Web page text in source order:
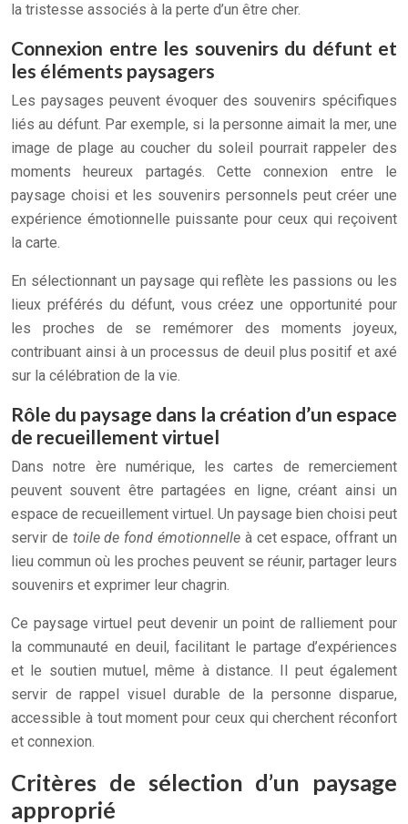
la tristesse associés à la perte d’un être cher.
Connexion entre les souvenirs du défunt et
les éléments paysagers
Les paysages peuvent évoquer des souvenirs spécifiques
liés au défunt. Par exemple, si la personne aimait la mer, une
image de plage au coucher du soleil pourrait rappeler des
moments heureux partagés. Cette connexion entre le
paysage choisi et les souvenirs personnels peut créer une
expérience émotionnelle puissante pour ceux qui reçoivent
la carte.
En sélectionnant un paysage qui reflète les passions ou les
lieux préférés du défunt, vous créez une opportunité pour
les proches de se remémorer des moments joyeux,
contribuant ainsi à un processus de deuil plus positif et axé
sur la célébration de la vie.
Rôle du paysage dans la création d’un espace
de recueillement virtuel
Dans notre ère numérique, les cartes de remerciement
peuvent souvent être partagées en ligne, créant ainsi un
espace de recueillement virtuel. Un paysage bien choisi peut
servir de toile de fond émotionnelle à cet espace, offrant un
lieu commun où les proches peuvent se réunir, partager leurs
souvenirs et exprimer leur chagrin.
Ce paysage virtuel peut devenir un point de ralliement pour
la communauté en deuil, facilitant le partage d’expériences
et le soutien mutuel, même à distance. Il peut également
servir de rappel visuel durable de la personne disparue,
accessible à tout moment pour ceux qui cherchent réconfort
et connexion.
Critères de sélection d’un paysage
approprié